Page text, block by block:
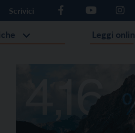
Scrivici
Leggi